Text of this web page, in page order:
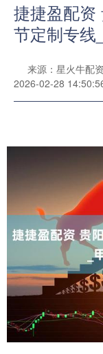
捷捷盈配资
节定制专线
来源：星火牛配
2026-02-28